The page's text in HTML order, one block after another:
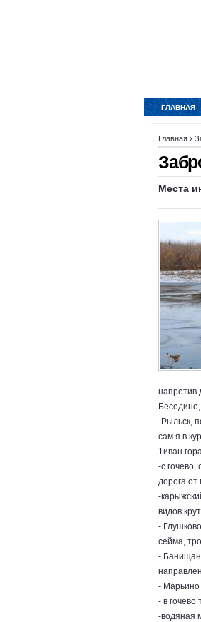
ГЛАВНАЯ
Главная ›
Места
напротив
-Рыльск,
сам я в
1иван
-
дорога от
-
видов
-
сейма,
-
- Марьино
- в гочево
-водяная